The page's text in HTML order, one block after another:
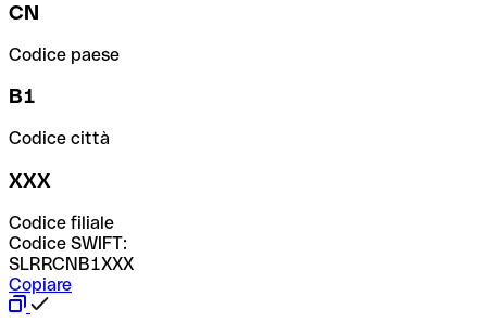
CN
Codice paese
B1
Codice città
XXX
Codice filiale
Codice SWIFT:
SLRRCNB1XXX
Copiare